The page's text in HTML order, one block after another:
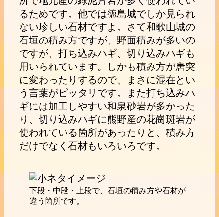
るためです。他では徳島城でしか見られ
ない珍しい石材ですよ。さて和歌山城の
石垣の積み方ですが、野面積みが多いの
ですが、打ち込みハギ、切り込みハギも
用いられています。しかも積み方が唐突
に変わったりするので、まさに混在とい
う言葉がピッタリです。また打ち込みハ
ギには加工しやすい和泉砂岩が多かった
り、切り込みハギに熊野産の花崗斑岩が
使われている箇所があったりと、積み方
だけでなく石材もいろいろです。
下段・中段・上段で、石垣の積み方や石材が
違う箇所です。